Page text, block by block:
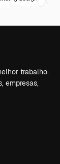
trabalho.
empresas,